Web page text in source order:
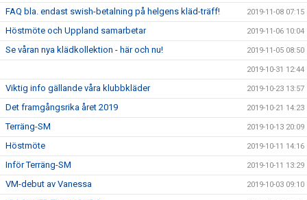
FAQ bla. endast swish-betalning på helgens kläd-träff! 2019-11-08 07:15
Höstmöte och Uppland samarbetar 2019-11-06 10:04
Se våran nya klädkollektion - här och nu! 2019-11-05 08:50
2019-10-31 12:44
Viktig info gällande våra klubbkläder 2019-10-23 13:57
Det framgångsrika året 2019 2019-10-21 14:23
Terräng-SM 2019-10-13 20:09
Höstmöte 2019-10-11 14:16
Inför Terräng-SM 2019-10-11 13:29
VM-debut av Vanessa 2019-10-03 09:10